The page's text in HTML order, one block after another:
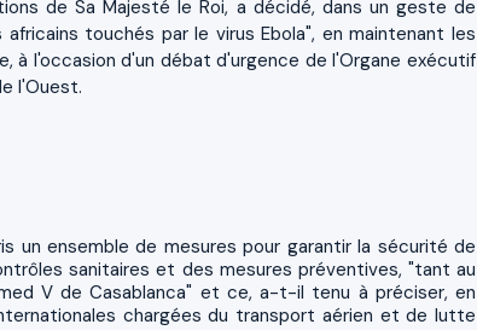
de Sa Majesté le Roi, a décidé, dans un geste de
touchés par le virus Ebola", en maintenant les
à l'occasion d'un débat d'urgence de l'Organe exécutif
l'Ouest.
un ensemble de mesures pour garantir la sécurité de
sanitaires et des mesures préventives, "tant au
V de Casablanca" et ce, a-t-il tenu à préciser, en
chargées du transport aérien et de lutte